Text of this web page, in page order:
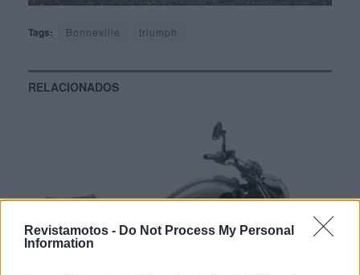
Revistamotos - Do Not Process My Personal
Information
Tags: Bonneville triumph
RELACIONADOS